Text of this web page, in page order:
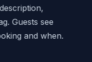
Guests see
and when.